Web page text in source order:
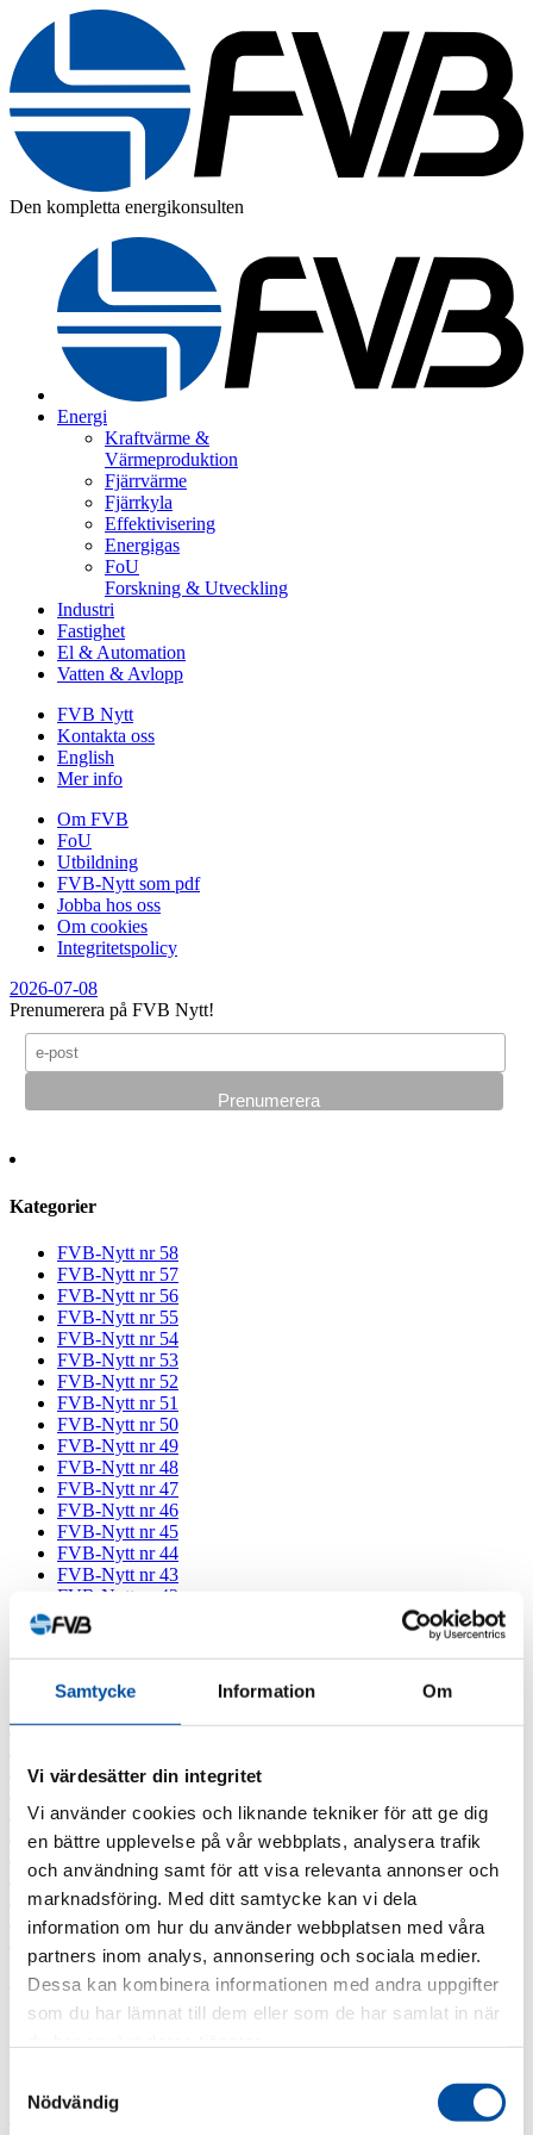
Samtycke Information Om
Vi värdesätter din integritet
Vi använder cookies och liknande tekniker för att ge dig
en bättre upplevelse på vår webbplats, analysera trafik
och användning samt för att visa relevanta annonser och
marknadsföring. Med ditt samtycke kan vi dela
information om hur du använder webbplatsen med våra
partners inom analys, annonsering och sociala medier.
Dessa kan kombinera informationen med andra uppgifter
som du har lämnat till dem eller som de har samlat in när
Nödvändig
Den kompletta energikonsulten
Energi
Kraftvärme &
Värmeproduktion
Fjärrvärme
Fjärrkyla
Effektivisering
Energigas
FoU
Forskning & Utveckling
Industri
Fastighet
El & Automation
Vatten & Avlopp
FVB Nytt
Kontakta oss
English
Mer info
Om FVB
FoU
Utbildning
FVB-Nytt som pdf
Jobba hos oss
Om cookies
Integritetspolicy
2026-07-08
Prenumerera på FVB Nytt!
Kategorier
FVB-Nytt nr 58
FVB-Nytt nr 57
FVB-Nytt nr 56
FVB-Nytt nr 55
FVB-Nytt nr 54
FVB-Nytt nr 53
FVB-Nytt nr 52
FVB-Nytt nr 51
FVB-Nytt nr 50
FVB-Nytt nr 49
FVB-Nytt nr 48
FVB-Nytt nr 47
FVB-Nytt nr 46
FVB-Nytt nr 45
FVB-Nytt nr 44
FVB-Nytt nr 43
FVB-Nytt nr 42
FVB-Nytt nr 41
Alla nyheter
Arkiv
2026
2024
2022
2021
2020
2019
2018
2017
2016
Taggar
Barncancerfonden Bisnode Fjärrvärmekurs FVB stödjer
Jobba på FVB
Lediga tjänster
Professor emeritus Sven